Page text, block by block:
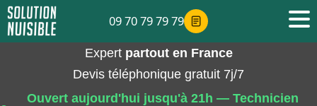
Expert partout en France
Devis téléphonique gratuit 7j/7
Ouvert aujourd'hui jusqu'à 21h — Technicien
09 70 79 79 79